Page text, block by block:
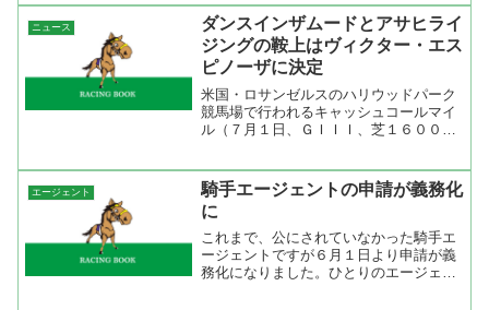
セーバーなどのコンテンツでお楽しみく
ださい。ＪＲＡ 浅田次...
ニュース
ダンスインザムードとアサヒライ
ジングの鞍上はヴィクター・エス
ピノーザに決定
米国・ロサンゼルスのハリウッドパーク
競馬場で行われるキャッシュコールマイ
ル（７月１日、ＧＩＩＩ、芝１６００メ
ークス（同２日、ＧＩ、芝２０００メー
トル）に挑戦するアサヒラ...
エージェント
騎手エージェントの申請が義務化
に
これまで、公にされていなかった騎手エ
ージェントですが６月１日より申請が義
務化になりました。ひとりのエージェン